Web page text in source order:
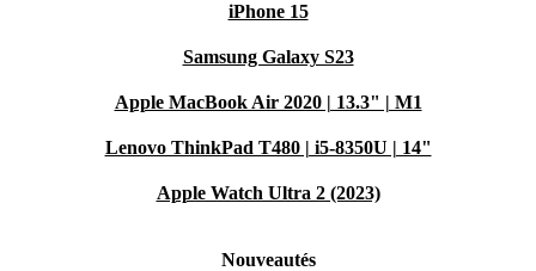
iPhone 15
Samsung Galaxy S23
Apple MacBook Air 2020 | 13.3" | M1
Lenovo ThinkPad T480 | i5-8350U | 14"
Apple Watch Ultra 2 (2023)
Nouveautés